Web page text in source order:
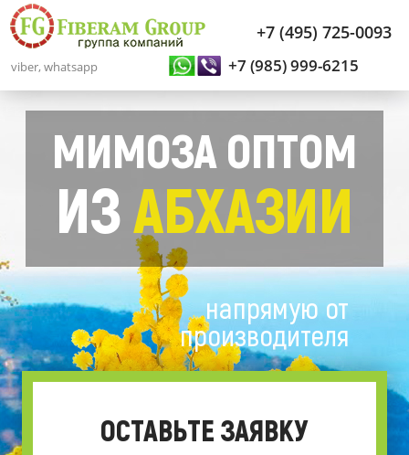
+7 (495) 725-0093
+7 (985) 999-6215
viber, whatsapp
ОСТАВЬТЕ ЗАЯВКУ
напрямую от
производителя
МИМОЗА ОПТОМ
ИЗАБХАЗИИ